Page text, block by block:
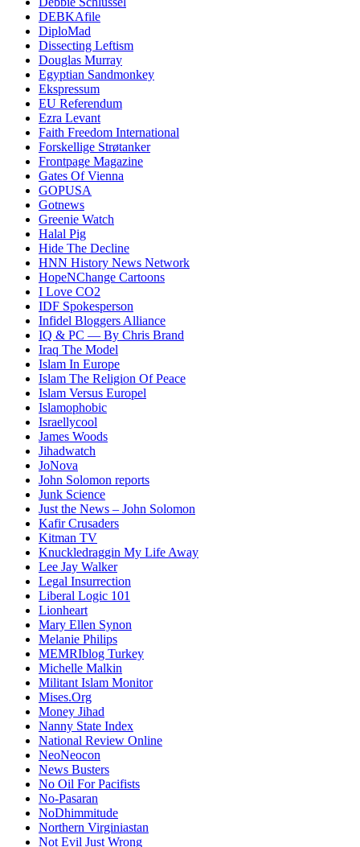
DEBKAfile
DiploMad
Dissecting Leftism
Douglas Murray
Egyptian Sandmonkey
Ekspressum
EU Referendum
Ezra Levant
Faith Freedom International
Forskellige Strøtanker
Frontpage Magazine
Gates Of Vienna
GOPUSA
Gotnews
Greenie Watch
Halal Pig
Hide The Decline
HNN History News Network
HopeNChange Cartoons
I Love CO2
IDF Spokesperson
Infidel Bloggers Alliance
IQ & PC — By Chris Brand
Iraq The Model
Islam In Europe
Islam The Religion Of Peace
Islam Versus Europel
Islamophobic
Israellycool
James Woods
Jihadwatch
JoNova
John Solomon reports
Junk Science
Just the News – John Solomon
Kafir Crusaders
Kitman TV
Knuckledraggin My Life Away
Lee Jay Walker
Legal Insurrection
Liberal Logic 101
Lionheart
Mary Ellen Synon
Melanie Philips
MEMRIblog Turkey
Michelle Malkin
Militant Islam Monitor
Mises.Org
Money Jihad
Nanny State Index
National Review Online
NeoNeocon
News Busters
No Oil For Pacifists
No-Pasaran
NoDhimmitude
Northern Virginiastan
Not Evil Just Wrong